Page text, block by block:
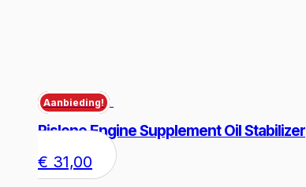
Aanbieding!
Rislone Engine Supplement Oil Stabilizer
€ 31,00